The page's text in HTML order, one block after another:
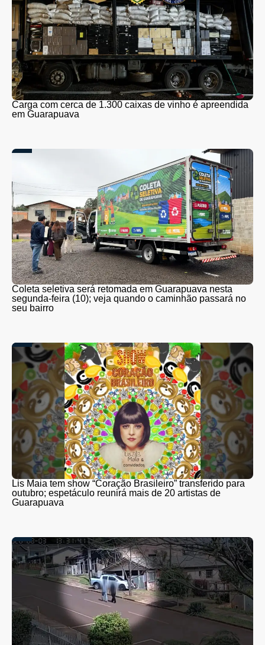
Carga com cerca de 1.300 caixas de vinho é apreendida
em Guarapuava
Coleta seletiva será retomada em Guarapuava nesta
segunda-feira (10); veja quando o caminhão passará no
seu bairro
Lis Maia tem show “Coração Brasileiro” transferido para
outubro; espetáculo reunirá mais de 20 artistas de
Guarapuava